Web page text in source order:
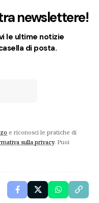
newslettere!
le ultime notizie
di posta.
e riconosci le pratiche di
sulla privacy. Puoi